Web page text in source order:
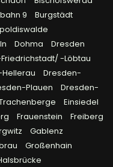
9
Burgstädt
Dohma
Dresden
-Löbtau
Dresden-
Plauen
Dresden-
Einsiedel
Frauenstein
Freiberg
Gablenz
Großenhain